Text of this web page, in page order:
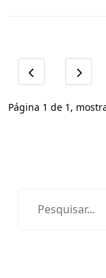
Página 1 de 1,